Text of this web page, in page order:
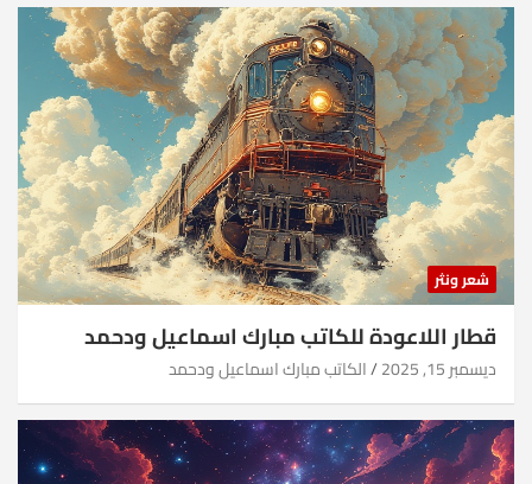
شعر ونثر
قطار اللاعودة للكاتب مبارك اسماعيل ودحمد
ديسمبر 15, 2025 الكاتب مبارك اسماعيل ودحمد